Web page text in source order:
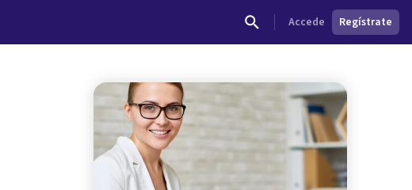
Accede Regístrate